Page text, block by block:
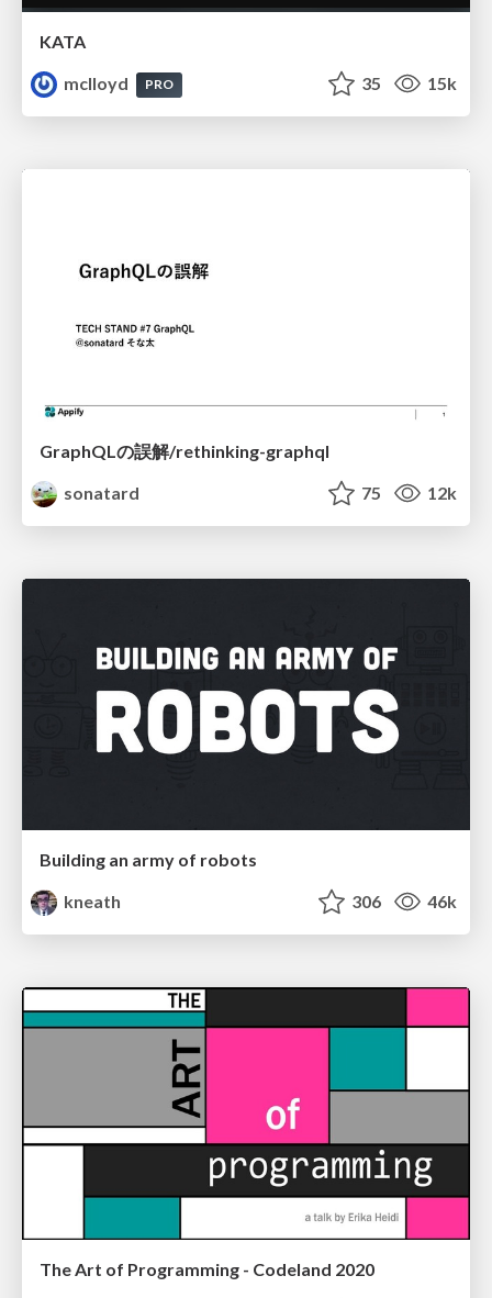
KATA
mclloyd
PRO 35 15k
GraphQLの誤解/rethinking-graphql
sonatard
75 12k
Building an army of robots
kneath
306 46k
The Art of Programming - Codeland 2020